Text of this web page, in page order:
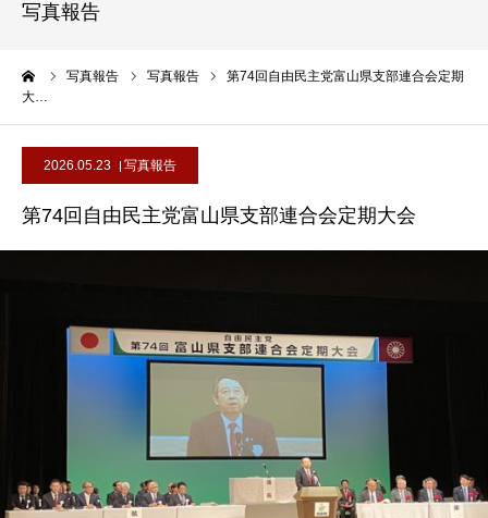
写真報告
写真報告 写真報告
第74回自由民主党富山県支部連合会定期
大…
2026.05.23 写真報告
第74回自由民主党富山県支部連合会定期大会